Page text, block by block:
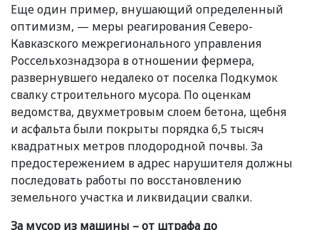
Еще один пример, внушающий определенный
оптимизм, — меры реагирования Северо-
Кавказского межрегионального управления
Россельхознадзора в отношении фермера,
развернувшего недалеко от поселка Подкумок
свалку строительного мусора. По оценкам
ведомства, двухметровым слоем бетона, щебня
и асфальта были покрыты порядка 6,5 тысяч
квадратных метров плодородной почвы. За
предостережением в адрес нарушителя должны
последовать работы по восстановлению
земельного участка и ликвидации свалки.
За мусор из машины – от штрафа до